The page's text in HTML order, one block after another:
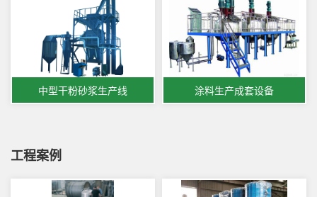
中型干粉砂浆生产线 涂料生产成套设备
工程案例